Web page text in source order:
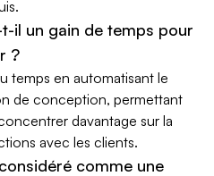
il un gain de temps pour
?
temps en automatisant le
de conception, permettant
davantage sur la
avec les clients.
comme une